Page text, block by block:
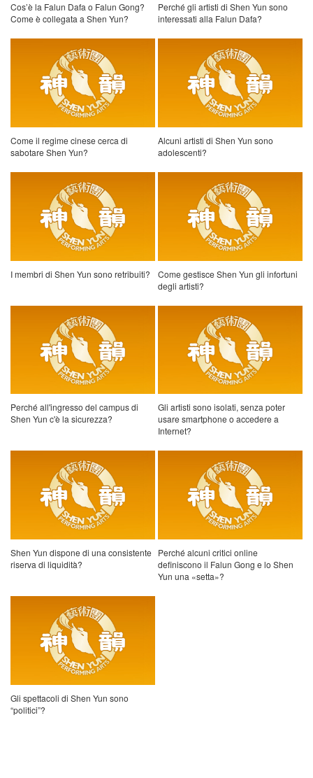
Cos’è la Falun Dafa o Falun Gong?
Come è collegata a Shen Yun?
Perché gli artisti di Shen Yun sono
interessati alla Falun Dafa?
Come il regime cinese cerca di
sabotare Shen Yun?
Alcuni artisti di Shen Yun sono
adolescenti?
I membri di Shen Yun sono retribuiti?
Come gestisce Shen Yun gli infortuni
degli artisti?
Perché all'ingresso del campus di
Shen Yun c'è la sicurezza?
Gli artisti sono isolati, senza poter
usare smartphone o accedere a
Internet?
Shen Yun dispone di una consistente
riserva di liquidità?
Perché alcuni critici online
definiscono il Falun Gong e lo Shen
Yun una «setta»?
Gli spettacoli di Shen Yun sono
“politici”?